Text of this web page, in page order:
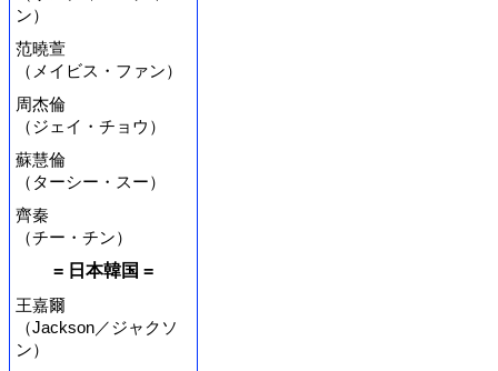
ン）
范曉萱
（メイビス・ファン）
周杰倫
（ジェイ・チョウ）
蘇慧倫
（ターシー・スー）
齊秦
（チー・チン）
= 日本韓国 =
王嘉爾
（Jackson／ジャクソ
ン）